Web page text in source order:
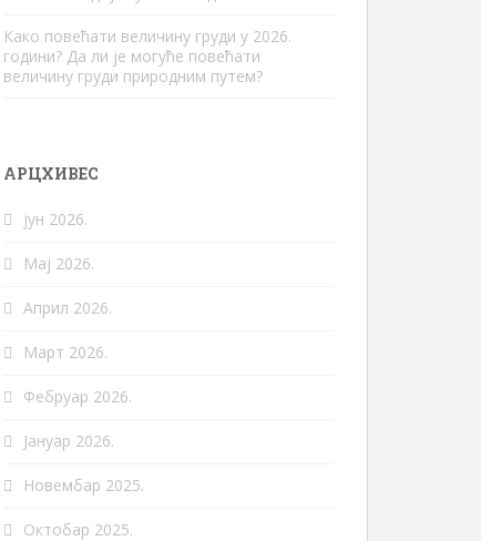
Како повећати величину груди у 2026.
години? Да ли је могуће повећати
величину груди природним путем?
АРЦХИВЕС
јун 2026.
Мај 2026.
Април 2026.
Март 2026.
Фебруар 2026.
Јануар 2026.
Новембар 2025.
Октобар 2025.